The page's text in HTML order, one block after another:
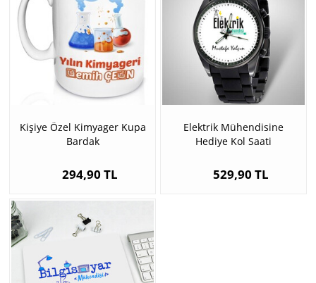
Kişiye Özel Kimyager Kupa
Bardak
294,90 TL
Elektrik Mühendisine
Hediye Kol Saati
529,90 TL